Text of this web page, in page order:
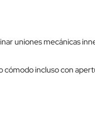
uniones mecánicas
incluso con